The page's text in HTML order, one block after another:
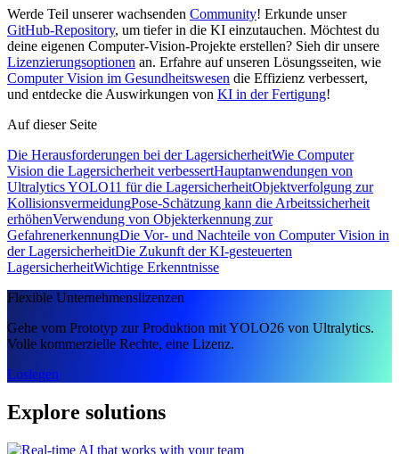
Werde Teil unserer wachsenden Community! Erkunde unser
GitHub-Repository, um tiefer in die KI einzutauchen. Möchtest du
deine eigenen Computer-Vision-Projekte erstellen? Sieh dir unsere
Lizenzierungsoptionen an. Erfahre auf unseren Lösungsseiten, wie
Computer Vision im Gesundheitswesen die Effizienz verbessert,
und entdecke die Auswirkungen von KI in der Fertigung!
Auf dieser Seite
Die Herausforderungen bei der LagersicherheitWie Computer
Vision die Lagersicherheit verbessertHauptanwendungen von
Ultralytics YOLO11 für die LagersicherheitObjektverfolgung zur
KollisionsvermeidungPose-Schätzung kann die Arbeitssicherheit
erhöhenVerwendung von Objekterkennung zur
GefahrenerkennungDie Vor- und Nachteile von Computer Vision in
der LagersicherheitDie Zukunft der KI-gesteuerten
LagersicherheitWichtige Erkenntnisse
Flexible Unternehmenslizenzen
Gehe vom Prototyp zur Produktion mit YOLO26 von Ultralytics.
Volle kommerzielle Rechte, eine Lizenz.
Loslegen
Explore solutions